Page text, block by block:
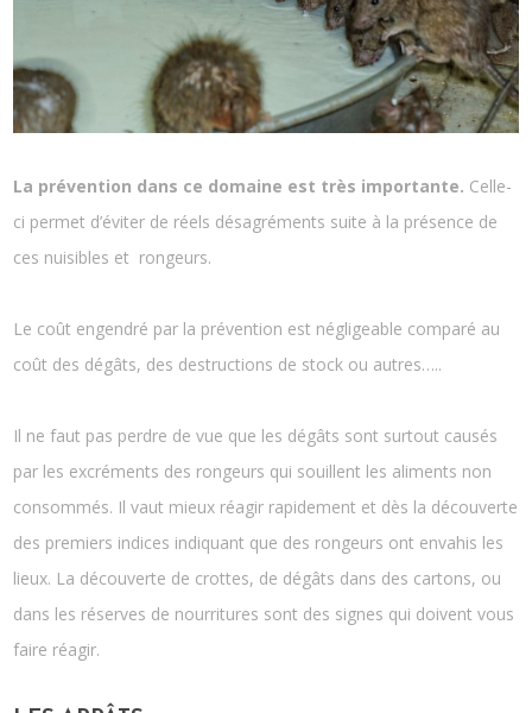
La prévention dans ce domaine est très importante. Celle-
ci permet d’éviter de réels désagréments suite à la présence de
ces nuisibles et rongeurs.
Le coût engendré par la prévention est négligeable comparé au
coût des dégâts, des destructions de stock ou autres…..
Il ne faut pas perdre de vue que les dégâts sont surtout causés
par les excréments des rongeurs qui souillent les aliments non
consommés. Il vaut mieux réagir rapidement et dès la découverte
des premiers indices indiquant que des rongeurs ont envahis les
lieux. La découverte de crottes, de dégâts dans des cartons, ou
dans les réserves de nourritures sont des signes qui doivent vous
faire réagir.